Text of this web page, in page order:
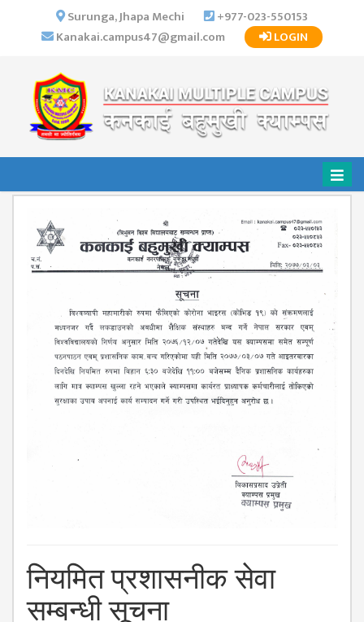
ABOUT US
INSTITUTIONAL
OVERVIEW
VISION MISSION
OBJECTIVES
MAJOR
STRATEGIES
ORGANIZATIONAL
ACTIVITIES &
ACHIEVEMENTS
ISSUES &
CHALLENGES
STRATEGIC PLAN
INSTITUTIONAL
INDIVIDUAL
Surunga, Jhapa Mechi
+977-023-550153
Kanakai.campus47@gmail.com
LOGIN
नियमित प्रशासनीक सेवा
सम्बन्धी सूचना